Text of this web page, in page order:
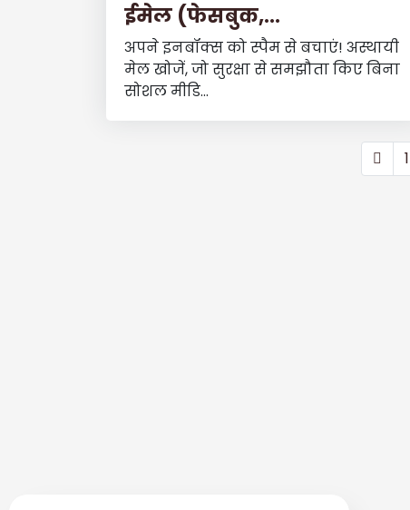
ईमेल (फेसबुक,...
अपने इनबॉक्स को स्पैम से बचाएं! अस्थायी
मेल खोजें, जो सुरक्षा से समझौता किए बिना
सोशल मीडि...
1